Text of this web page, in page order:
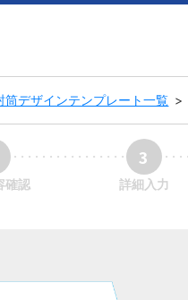
筒デザインテンプレート一覧
確認
3
詳細入力